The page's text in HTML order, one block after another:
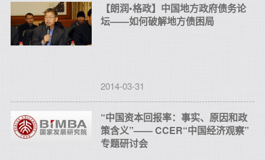
【朗润•格政】中国地方政府债务论
坛——如何破解地方债困局
2014-03-31
“中国资本回报率：事实、原因和政
策含义”—— CCER“中国经济观察”
专题研讨会